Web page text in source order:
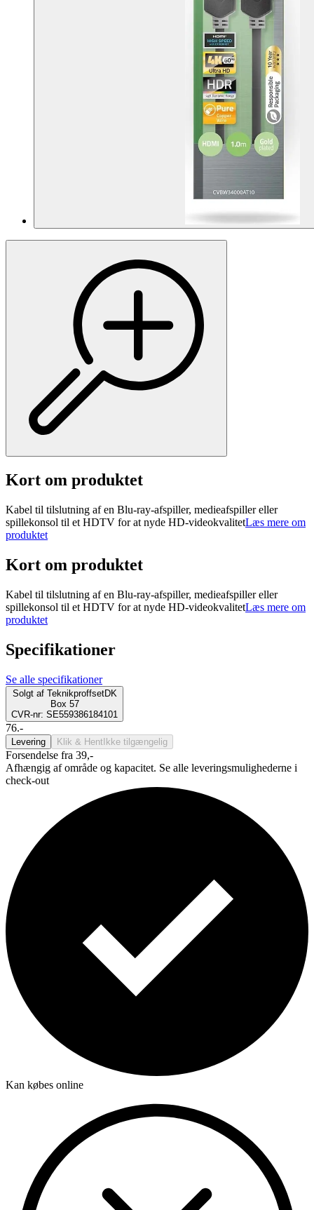
Kort om produktet
Kabel til tilslutning af en Blu-ray-afspiller, medieafspiller eller
spillekonsol til et HDTV for at nyde HD-videokvalitetLæs mere om
produktet
Kort om produktet
Kabel til tilslutning af en Blu-ray-afspiller, medieafspiller eller
spillekonsol til et HDTV for at nyde HD-videokvalitetLæs mere om
produktet
Specifikationer
Se alle specifikationer
Solgt af TeknikproffsetDK
Box 57
CVR-nr: SE559386184101
76.-
Levering Klik & Hent Ikke tilgængelig
Forsendelse fra 39,-
Afhængig af område og kapacitet. Se alle leveringsmulighederne i
check-out
Kan købes online